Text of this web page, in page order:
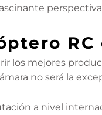
RC
los mejores
no será la
a nivel